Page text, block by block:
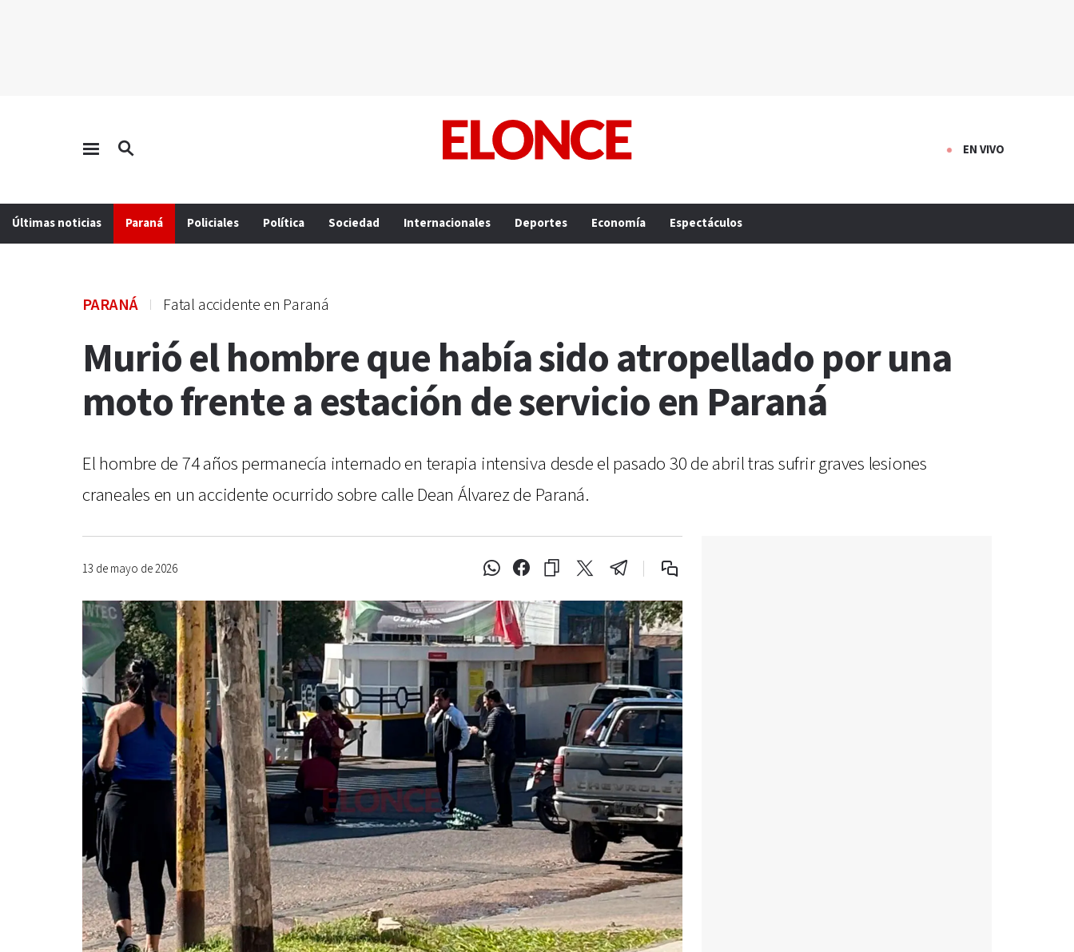
EN VIVO
Últimas noticias Paraná Policiales Política Sociedad Internacionales Deportes Economía Espectáculos
PARANÁ Fatal accidente en Paraná
Murió el hombre que había sido atropellado por una
moto frente a estación de servicio en Paraná
El hombre de 74 años permanecía internado en terapia intensiva desde el pasado 30 de abril tras sufrir graves lesiones
craneales en un accidente ocurrido sobre calle Dean Álvarez de Paraná.
13 de mayo de 2026